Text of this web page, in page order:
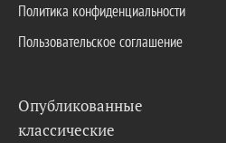
Политика конфиденциальности
Пользовательское соглашение
Опубликованные
классические